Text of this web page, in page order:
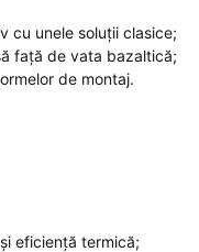
cu unele soluții clasice;
față de vata bazaltică;
de montaj.
eficiență termică;